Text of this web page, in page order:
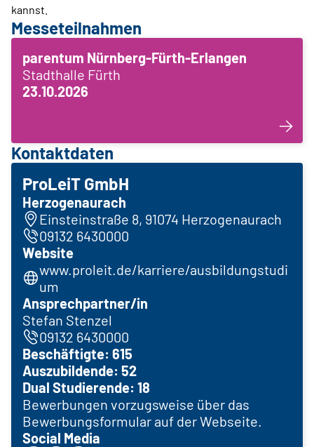
kannst.
Messeteilnahmen
parentum Nürnberg-Fürth-Erlangen
Stadthalle Fürth
23.10.2026
Kontaktdaten
ProLeiT GmbH
Herzogenaurach
Einsteinstraße 8, 91074 Herzogenaurach
09132 6430000
Website
www.proleit.de/karriere/ausbildungstudi
um
Ansprechpartner/in
Stefan Stenzel
09132 6430000
Beschäftigte: 615
Auszubildende: 52
Dual Studierende: 18
Bewerbungen vorzugsweise über das
Bewerbungsformular auf der Webseite.
Social Media